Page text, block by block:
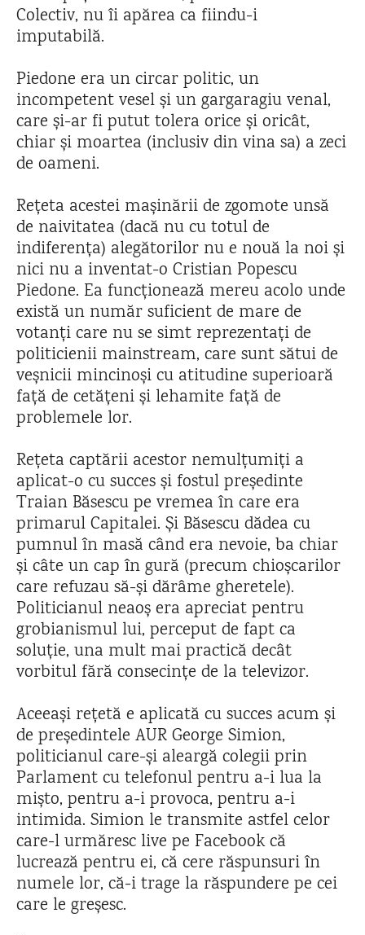
Colectiv, nu îi apărea ca fiindu-i
imputabilă.
Piedone era un circar politic, un
incompetent vesel și un gargaragiu venal,
care și-ar fi putut tolera orice și oricât,
chiar și moartea (inclusiv din vina sa) a zeci
de oameni.
Rețeta acestei mașinării de zgomote unsă
de naivitatea (dacă nu cu totul de
indiferența) alegătorilor nu e nouă la noi și
nici nu a inventat-o Cristian Popescu
Piedone. Ea funcționează mereu acolo unde
există un număr suficient de mare de
votanți care nu se simt reprezentați de
politicienii mainstream, care sunt sătui de
veșnicii mincinoși cu atitudine superioară
față de cetățeni și lehamite față de
problemele lor.
Rețeta captării acestor nemulțumiți a
aplicat-o cu succes și fostul președinte
Traian Băsescu pe vremea în care era
primarul Capitalei. Și Băsescu dădea cu
pumnul în masă când era nevoie, ba chiar
și câte un cap în gură (precum chioșcarilor
care refuzau să-și dărâme gheretele).
Politicianul neaoș era apreciat pentru
grobianismul lui, perceput de fapt ca
soluție, una mult mai practică decât
vorbitul fără consecințe de la televizor.
Aceeași rețetă e aplicată cu succes acum și
de președintele AUR George Simion,
politicianul care-și aleargă colegii prin
Parlament cu telefonul pentru a-i lua la
mișto, pentru a-i provoca, pentru a-i
intimida. Simion le transmite astfel celor
care-l urmăresc live pe Facebook că
lucrează pentru ei, că cere răspunsuri în
numele lor, că-i trage la răspundere pe cei
care le greșesc.